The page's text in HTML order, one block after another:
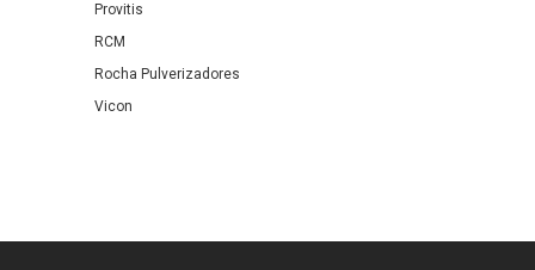
Provitis
RCM
Rocha Pulverizadores
Vicon